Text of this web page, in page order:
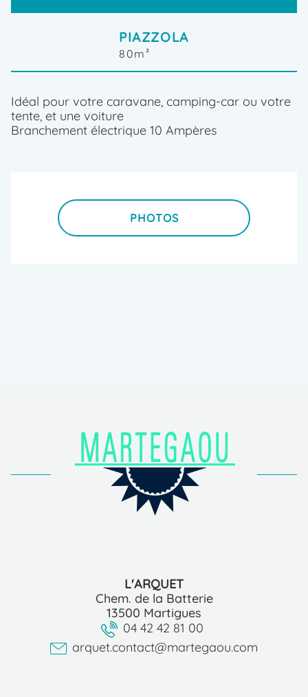
pers
Votre séjour
du
15/08/2026
14/08/2026
22/08/2026
PIAZZOLA
80m²
Idéal pour votre caravane, camping-car ou votre
tente, et une voiture
Branchement électrique 10 Ampères
PHOTOS
L'ARQUET
Chem. de la Batterie
13500 Martigues
04 42 42 81 00
arquet.contact@martegaou.com